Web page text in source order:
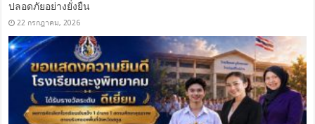
ปลอดภัยอย่างยั่งยืน
22 กรกฎาคม, 2026